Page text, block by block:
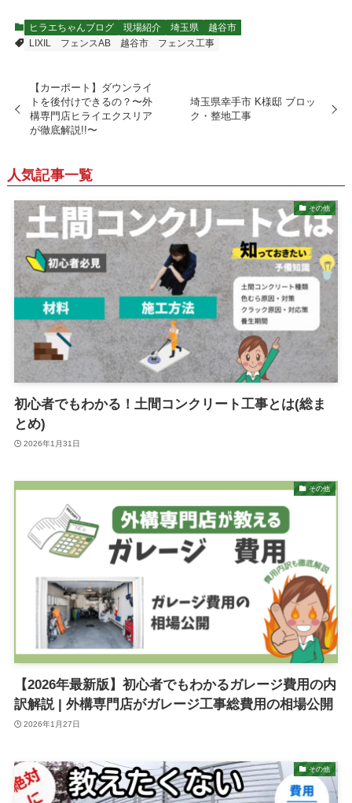
ヒラエちゃんブログ 現場紹介 埼玉県
越谷市
LIXIL フェンスAB
越谷市 フェンス工事
【カーポート】ダウンライ
トを後付けできるの？〜外
構専門店ヒライエクスリア
が徹底解説!!〜
埼玉県幸手市 K様邸 ブロッ
ク・整地工事
人気記事一覧
その他
初心者でもわかる！土間コンクリート工事とは(総ま
とめ)
2026年1月31日
その他
【2026年最新版】初心者でもわかるガレージ費用の内
訳解説 | 外構専門店がガレージ工事総費用の相場公開
2026年1月27日
その他